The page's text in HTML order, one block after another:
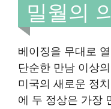
밀월의
베이징을 무대로
단순한 만남 이상
미국의 새로운 정
에 두 정상은 가장